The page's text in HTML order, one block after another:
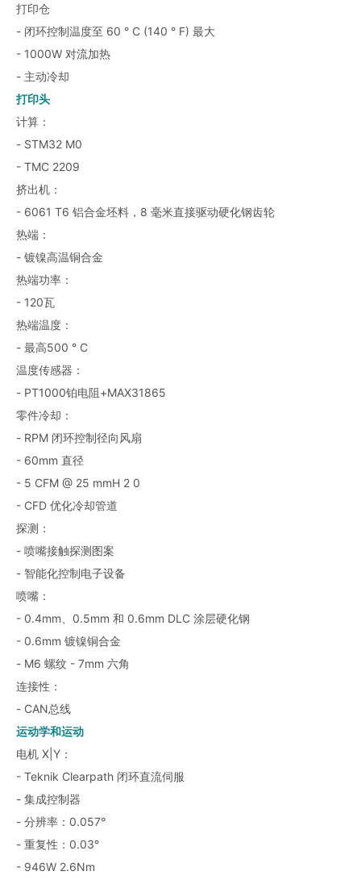
打印仓
- 闭环控制温度至 60 ° C (140 ° F) 最大
- 1000W 对流加热
- 主动冷却
打印头
计算：
- STM32 M0
- TMC 2209
挤出机：
- 6061 T6 铝合金坯料，8 毫米直接驱动硬化钢齿轮
热端：
- 镀镍高温铜合金
热端功率：
- 120瓦
热端温度：
- 最高500 ° C
温度传感器：
- PT1000铂电阻+MAX31865
零件冷却：
- RPM 闭环控制径向风扇
- 60mm 直径
- 5 CFM @ 25 mmH 2 0
- CFD 优化冷却管道
探测：
- 喷嘴接触探测图案
- 智能化控制电子设备
喷嘴：
- 0.4mm、0.5mm 和 0.6mm DLC 涂层硬化钢
- 0.6mm 镀镍铜合金
- M6 螺纹 - 7mm 六角
连接性：
- CAN总线
运动学和运动
电机 X|Y：
- Teknik Clearpath 闭环直流伺服
- 集成控制器
- 分辨率：0.057°
- 重复性：0.03°
- 946W 2.6Nm